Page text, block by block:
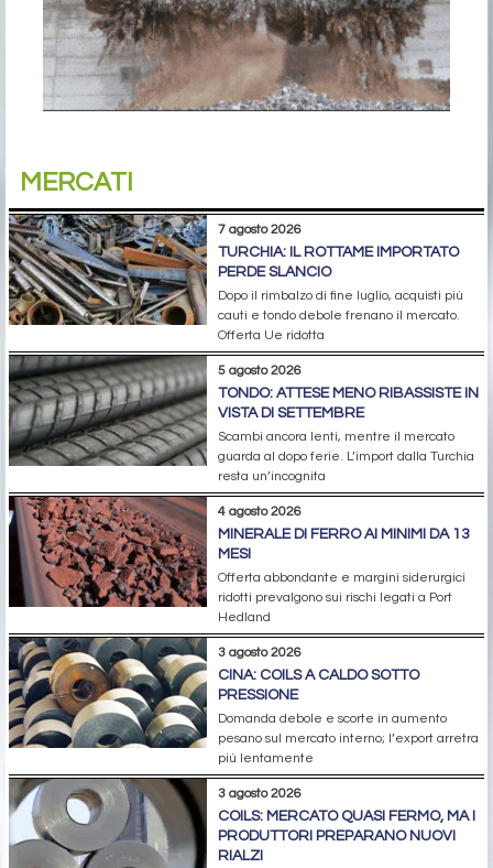
MERCATI
7 agosto 2026
TURCHIA: IL ROTTAME IMPORTATO
PERDE SLANCIO
Dopo il rimbalzo di fine luglio, acquisti più
cauti e tondo debole frenano il mercato.
Offerta Ue ridotta
5 agosto 2026
TONDO: ATTESE MENO RIBASSISTE IN
VISTA DI SETTEMBRE
Scambi ancora lenti, mentre il mercato
guarda al dopo ferie. L’import dalla Turchia
resta un’incognita
4 agosto 2026
MINERALE DI FERRO AI MINIMI DA 13
MESI
Offerta abbondante e margini siderurgici
ridotti prevalgono sui rischi legati a Port
Hedland
3 agosto 2026
CINA: COILS A CALDO SOTTO
PRESSIONE
Domanda debole e scorte in aumento
pesano sul mercato interno; l’export arretra
più lentamente
3 agosto 2026
COILS: MERCATO QUASI FERMO, MA I
PRODUTTORI PREPARANO NUOVI
RIALZI